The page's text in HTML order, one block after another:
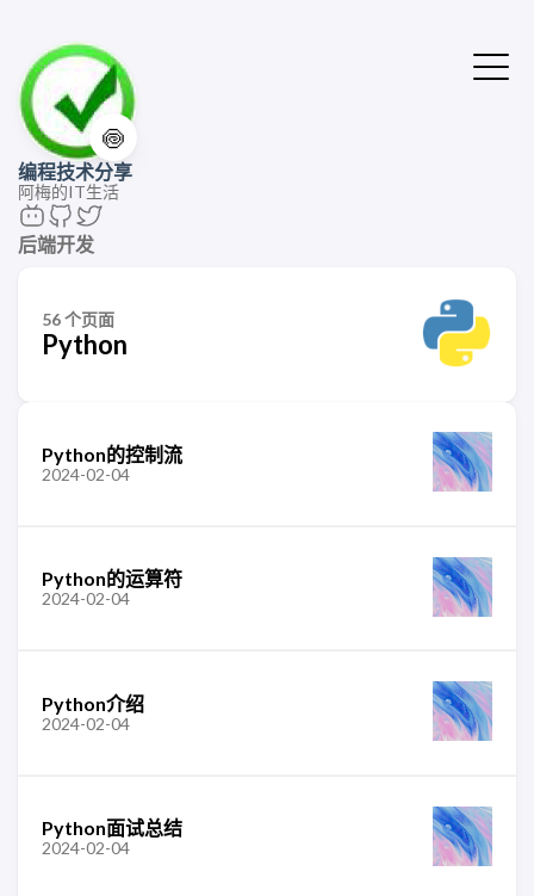
🍥
编程技术分享
阿梅的IT生活
后端开发
56 个页面
Python
Python的控制流
2024-02-04
Python的运算符
2024-02-04
Python介绍
2024-02-04
Python面试总结
2024-02-04